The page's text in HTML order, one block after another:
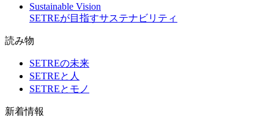
Sustainable Vision
SETREが目指すサステナビリティ
読み物
SETREの未来
SETREと人
SETREとモノ
新着情報